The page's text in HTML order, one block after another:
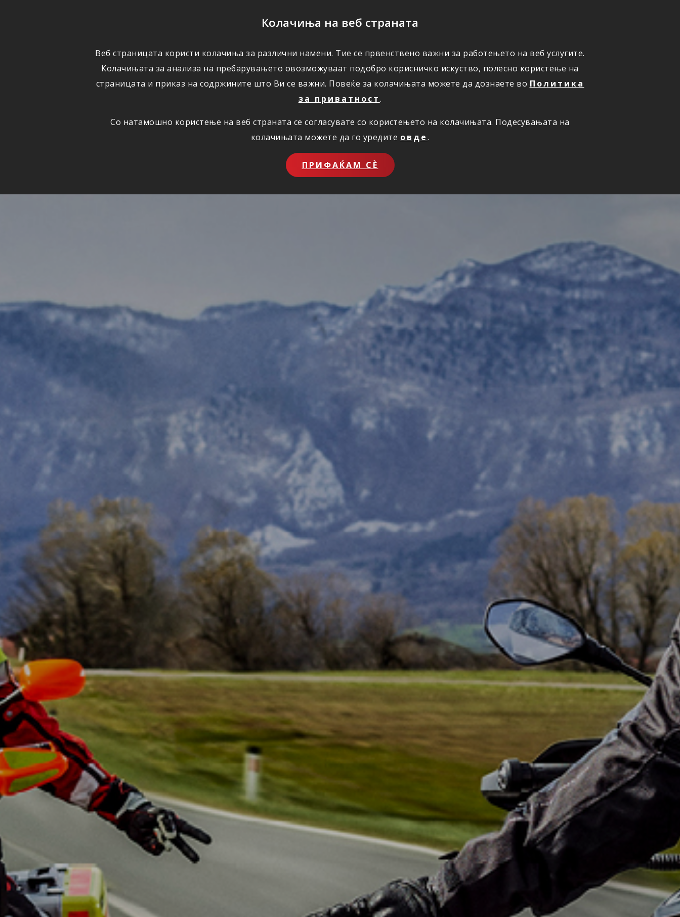
Колачиња на веб страната
Веб страницата користи колачиња за различни намени. Тие се првенствено важни за работењето на веб услугите.
Колачињата за анализа на пребарувањето овозможуваат подобро корисничко искуство, полесно користење на
страницата и приказ на содржините што Ви се важни. Повеќе за колачињата можете да дознаете во Политика
за приватност.
Со натамошно користење на веб страната се согласувате со користењето на колачињата. Подесувањата на
колачињата можете да го уредите овде.
ПРИФАЌАМ СЀ
ОСИГУРУВАЊЕ ШТЕТИ ПОВОЛНОСТИ КОРИСНО ЗА НАС ОНЛАЈН ПРИЈАВИ ШТЕТА